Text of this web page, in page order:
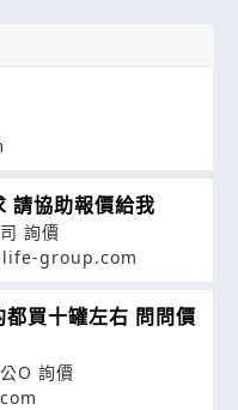
請協助報價給我
詢價
group.com
買十罐左右 問問價
O 詢價